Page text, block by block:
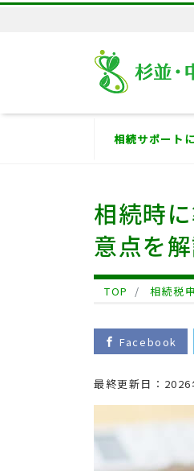
相続サポート
相続時
意点を
TOP 相続税
Facebook
最終更新日： 2026